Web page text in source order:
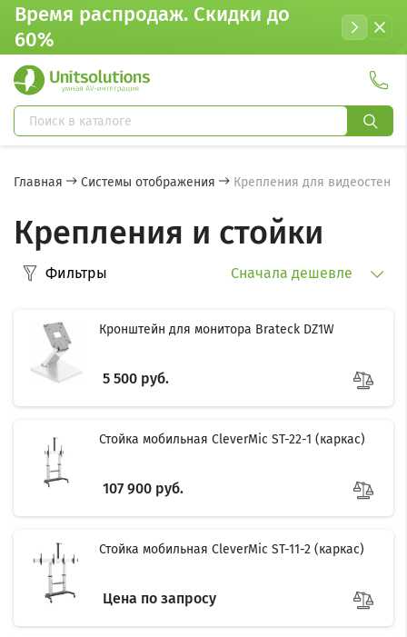
Время распродаж. Cкидки до
60%
Главная Системы отображения Крепления для видеостен
Крепления и стойки
Фильтры Сначала дешевле
Кронштейн для монитора Brateck DZ1W
5 500 руб.
Стойка мобильная CleverMic ST-22-1 (каркас)
107 900 руб.
Стойка мобильная CleverMic ST-11-2 (каркас)
Цена по запросу